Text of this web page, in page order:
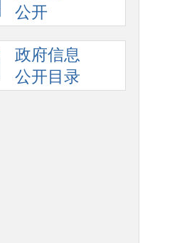
公开
政府信息
公开目录